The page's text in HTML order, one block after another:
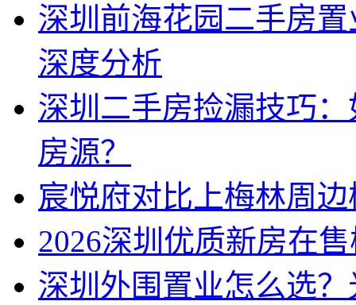
深圳前海花园二手房
深度分析
深圳二手房捡漏技巧
房源？
宸悦府对比上梅林周
2026深圳优质新房在
深圳外围置业怎么选